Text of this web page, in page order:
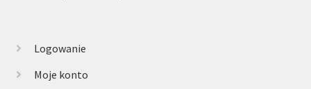
Logowanie
Moje konto